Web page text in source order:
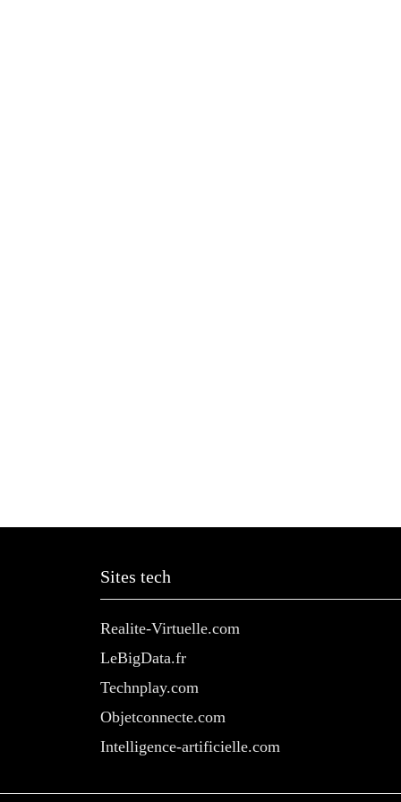
Sites tech
Realite-Virtuelle.com
LeBigData.fr
Technplay.com
Objetconnecte.com
Intelligence-artificielle.com